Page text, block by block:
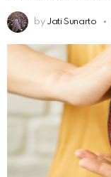
by Jati Sunarto